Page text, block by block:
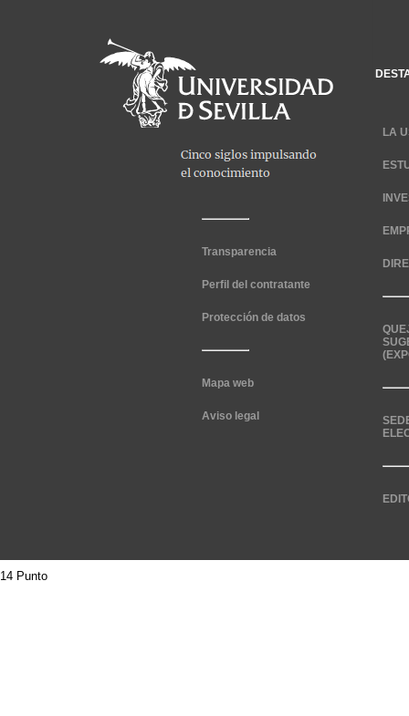
Transparencia
Perfil del contratante
Protección de datos
Mapa web
Aviso legal
LA
14 Punto